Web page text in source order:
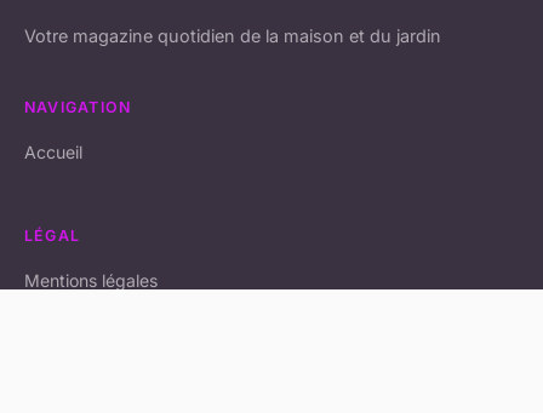
Votre magazine quotidien de la maison et du jardin
NAVIGATION
Accueil
LÉGAL
Mentions légales